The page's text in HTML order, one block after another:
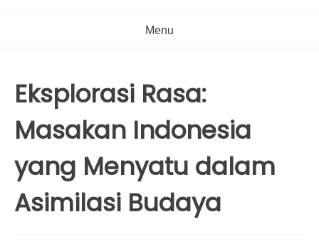
Menu
Eksplorasi Rasa:
Masakan Indonesia
yang Menyatu dalam
Asimilasi Budaya